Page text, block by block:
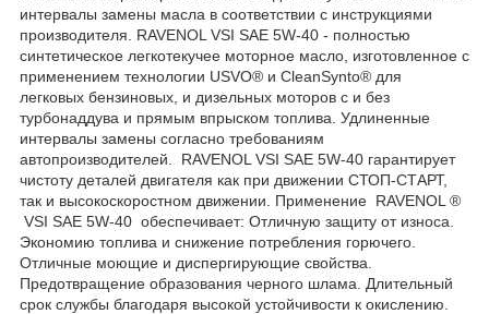
интервалы замены масла в соответствии с инструкциями
производителя. RAVENOL VSI SAE 5W-40 - полностью
синтетическое легкотекучее моторное масло, изготовленное с
применением технологии USVO® и CleanSynto® для
легковых бензиновых, и дизельных моторов с и без
турбонаддува и прямым впрыском топлива. Удлиненные
интервалы замены согласно требованиям
автопроизводителей. RAVENOL VSI SAE 5W-40 гарантирует
чистоту деталей двигателя как при движении СТОП-СТАРТ,
так и высокоскоростном движении. Применение RAVENOL ®
VSI SAE 5W-40 обеспечивает: Отличную защиту от износа.
Экономию топлива и снижение потребления горючего.
Отличные моющие и диспергирующие свойства.
Предотвращение образования черного шлама. Длительный
срок службы благодаря высокой устойчивости к окислению.